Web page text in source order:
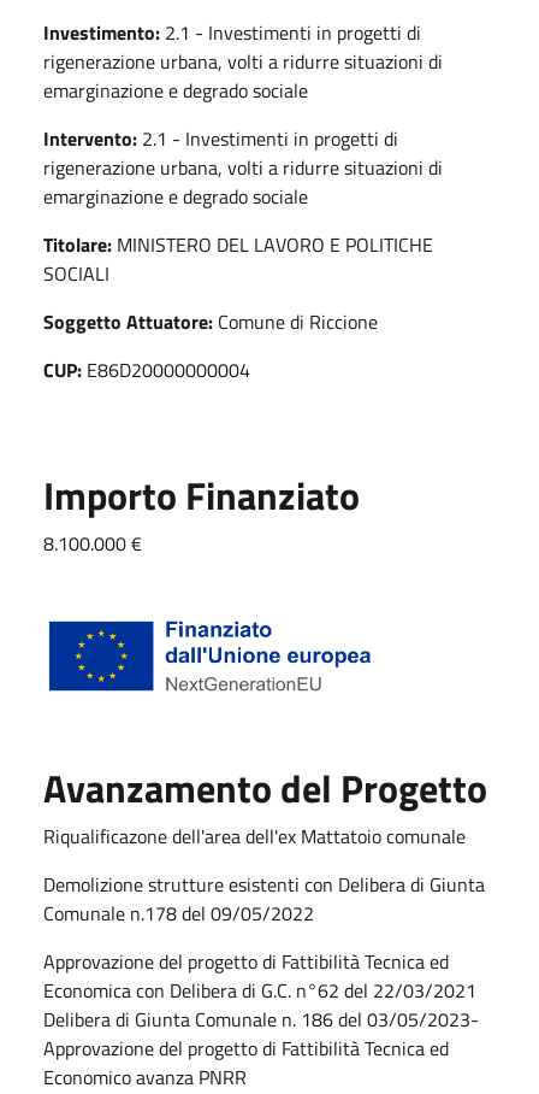
Investimento: 2.1 - Investimenti in progetti di
rigenerazione urbana, volti a ridurre situazioni di
emarginazione e degrado sociale
Intervento: 2.1 - Investimenti in progetti di
rigenerazione urbana, volti a ridurre situazioni di
emarginazione e degrado sociale
Titolare: MINISTERO DEL LAVORO E POLITICHE
SOCIALI
Soggetto Attuatore: Comune di Riccione
CUP: E86D20000000004
Importo Finanziato
8.100.000 €
Avanzamento del Progetto
Riqualificazone dell'area dell'ex Mattatoio comunale
Demolizione strutture esistenti con Delibera di Giunta
Comunale n.178 del 09/05/2022
Approvazione del progetto di Fattibilità Tecnica ed
Economica con Delibera di G.C. n°62 del 22/03/2021
Delibera di Giunta Comunale n. 186 del 03/05/2023-
Approvazione del progetto di Fattibilità Tecnica ed
Economico avanza PNRR